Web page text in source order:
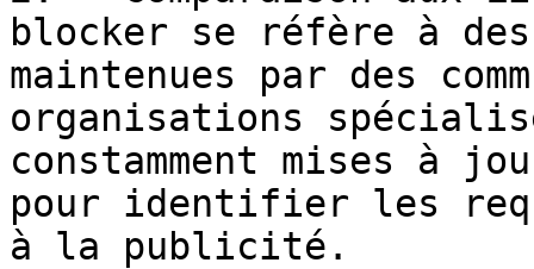
blocker se réfère à
maintenues par des
organisations
constamment mises à
pour identifier les
à la publicité.